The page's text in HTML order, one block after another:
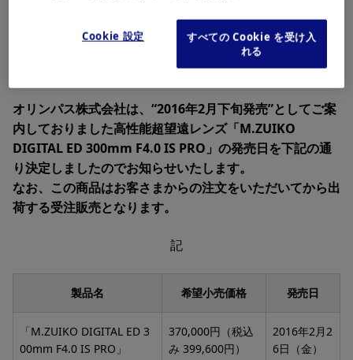
「M.ZUIKO DIGITAL ED 300mm F4.0 IS PRO」
（内蔵レンズフード収納時）
オリンパス株式会社は、“2016年2月下旬発売”としてご案
内しておりました高性能超望遠レンズ「M.ZUIKO
DIGITAL ED 300mm F4.0 IS PRO」の発売日を下記の通
り決定しましたのでお知らせいたします。
なお、この商品はお客さまからの注文をいただいてから出
荷する受注販売となります。
記
製品名 希望小売価格 発売日
「M.ZUIKO DIGITAL ED 3
00mm F4.0 IS PRO」
370,000円（税込
み 399,600円）
2016年2月2
6日（金）
Cookie 設定
すべての Cookie を受け入
れる